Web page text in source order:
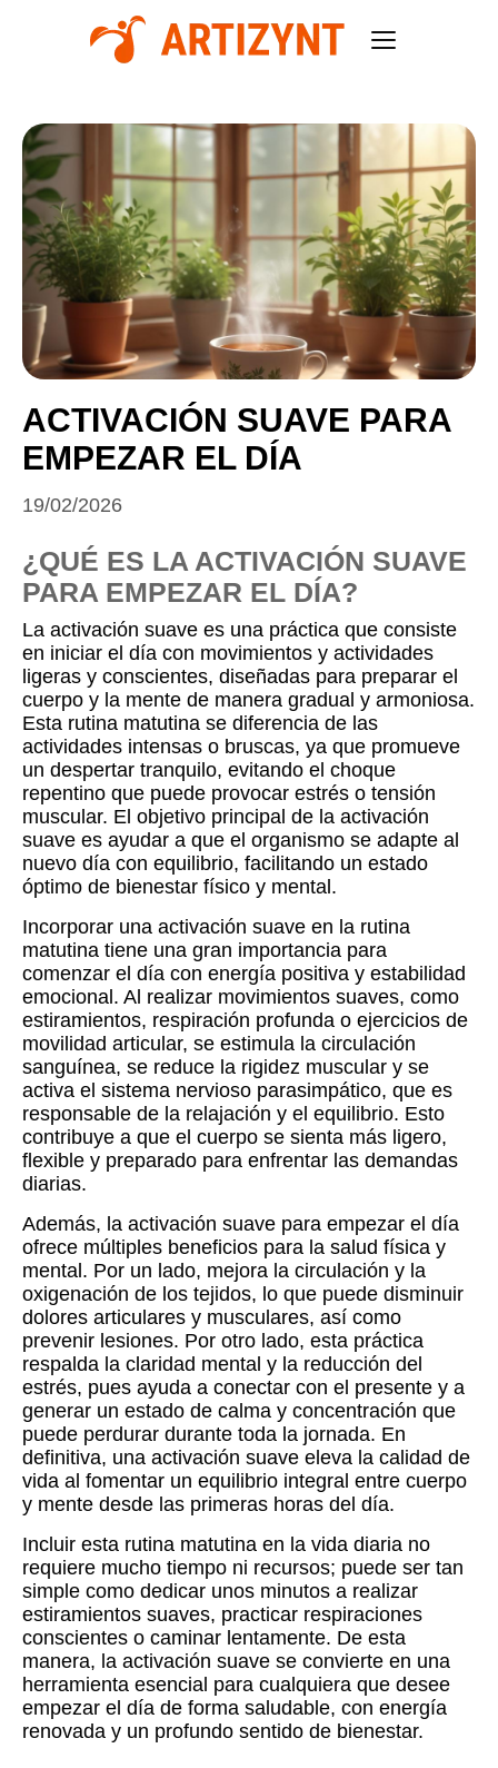
ACTIVACIÓN SUAVE PARA
EMPEZAR EL DÍA
19/02/2026
¿QUÉ ES LA ACTIVACIÓN SUAVE
PARA EMPEZAR EL DÍA?
La activación suave es una práctica que consiste
en iniciar el día con movimientos y actividades
ligeras y conscientes, diseñadas para preparar el
cuerpo y la mente de manera gradual y armoniosa.
Esta rutina matutina se diferencia de las
actividades intensas o bruscas, ya que promueve
un despertar tranquilo, evitando el choque
repentino que puede provocar estrés o tensión
muscular. El objetivo principal de la activación
suave es ayudar a que el organismo se adapte al
nuevo día con equilibrio, facilitando un estado
óptimo de bienestar físico y mental.
Incorporar una activación suave en la rutina
matutina tiene una gran importancia para
comenzar el día con energía positiva y estabilidad
emocional. Al realizar movimientos suaves, como
estiramientos, respiración profunda o ejercicios de
movilidad articular, se estimula la circulación
sanguínea, se reduce la rigidez muscular y se
activa el sistema nervioso parasimpático, que es
responsable de la relajación y el equilibrio. Esto
contribuye a que el cuerpo se sienta más ligero,
flexible y preparado para enfrentar las demandas
diarias.
Además, la activación suave para empezar el día
ofrece múltiples beneficios para la salud física y
mental. Por un lado, mejora la circulación y la
oxigenación de los tejidos, lo que puede disminuir
dolores articulares y musculares, así como
prevenir lesiones. Por otro lado, esta práctica
respalda la claridad mental y la reducción del
estrés, pues ayuda a conectar con el presente y a
generar un estado de calma y concentración que
puede perdurar durante toda la jornada. En
definitiva, una activación suave eleva la calidad de
vida al fomentar un equilibrio integral entre cuerpo
y mente desde las primeras horas del día.
Incluir esta rutina matutina en la vida diaria no
requiere mucho tiempo ni recursos; puede ser tan
simple como dedicar unos minutos a realizar
estiramientos suaves, practicar respiraciones
conscientes o caminar lentamente. De esta
manera, la activación suave se convierte en una
herramienta esencial para cualquiera que desee
empezar el día de forma saludable, con energía
renovada y un profundo sentido de bienestar.